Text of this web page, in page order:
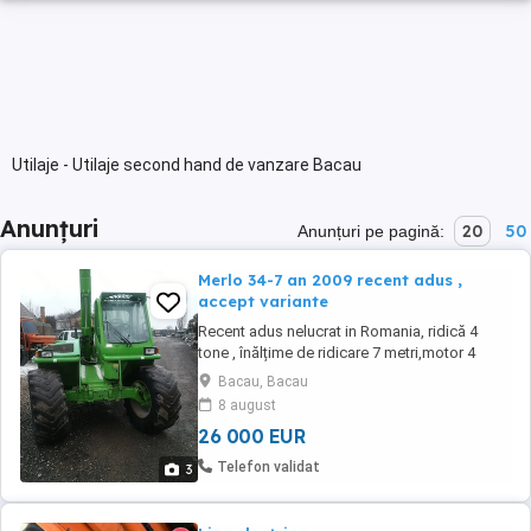
Utilaje - Utilaje second hand de vanzare Bacau
Anunțuri Anunțuri pe pagină: 20 50
3
Merlo 34-7 an 2009 recent adus ,
accept variante
Recent adus nelucrat in Romania, ridică 4
tone , înălțime de ridicare 7 metri,motor 4
cilindri,are cupa și furci paleți ,perfecta stare
de funcționare ofer proba la fața locului,
accept unele variante
Bacau, Bacau
8 august
26 000 EUR
Telefon validat